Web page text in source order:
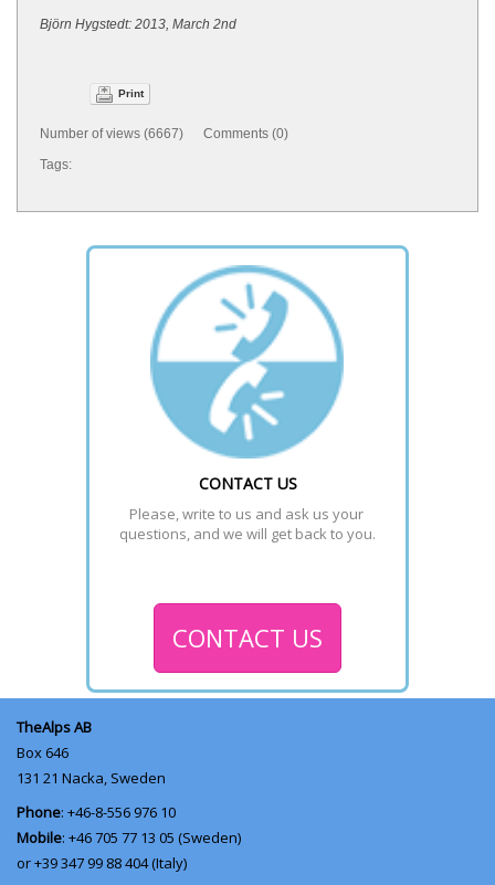
Björn Hygstedt: 2013, March 2nd
Print
Number of views (6667) Comments (0)
Tags:
CONTACT US
Please, write to us and ask us your
questions, and we will get back to you.
CONTACT US
TheAlps AB
Box 646
131 21 Nacka, Sweden
Phone: +46-8-556 976 10
Mobile: +46 705 77 13 05 (Sweden)
or +39 347 99 88 404 (Italy)